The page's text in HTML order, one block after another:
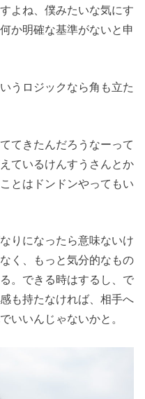
よね、僕みたいな気にす
か明確な基準がないと申
うロジックなら角も立た
てきたんだろうなーって
ているけんすうさんとか
とはドンドンやってもい
りになったら意味ないけ
く、もっと気分的なもの
。できる時はするし、で
も持たなければ、相手へ
いいんじゃないかと。